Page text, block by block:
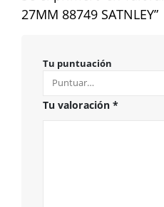
27MM 88749 SATNLEY”
Tu puntuación
Tu valoración *